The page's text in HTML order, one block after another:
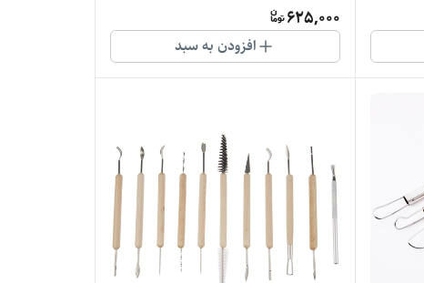
625,000
افزودن به سبد